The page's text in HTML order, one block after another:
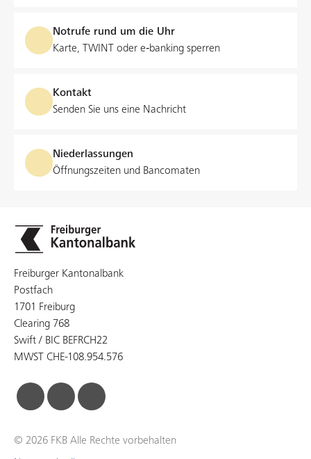
Notrufe rund um die Uhr
Karte, TWINT oder e‑banking sperren
Kontakt
Senden Sie uns eine Nachricht
Niederlassungen
Öffnungszeiten und Bancomaten
Freiburger Kantonalbank
Postfach
1701 Freiburg
Clearing 768
Swift / BIC BEFRCH22
MWST CHE-108.954.576
© 2026 FKB Alle Rechte vorbehalten